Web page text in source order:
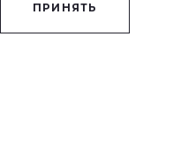
ПРИНЯТЬ